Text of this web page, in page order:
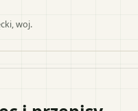
, woj.